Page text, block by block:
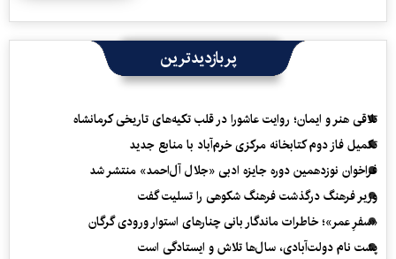
پربازدیدترین
تلاقی هنر و ایمان؛ روایت عاشورا در قلب تکیه‌های تاریخی کرمانشاه
تکمیل فاز دوم کتابخانه مرکزی خرم‌آباد با منابع جدید
فراخوان نوزدهمین دوره جایزه ادبی «جلال آل‌احمد» منتشر شد
وزیر فرهنگ درگذشت فرهنگ شکوهی را تسلیت گفت
«سفرِ عمر»؛ خاطرات ماندگار بانی چنارهای استوار ورودی گرگان
پشت نام دولت‌آبادی، سال‌ها تلاش و ایستادگی است